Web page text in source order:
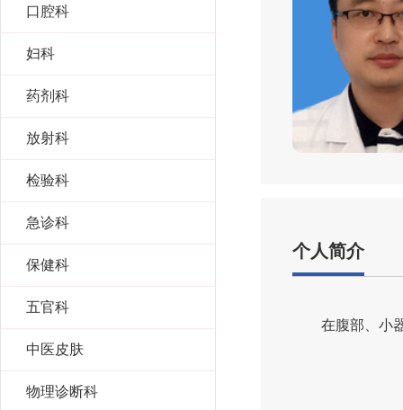
口腔科
妇科
药剂科
放射科
检验科
急诊科
保健科
五官科
中医皮肤
物理诊断科
个人简介
在腹部、小